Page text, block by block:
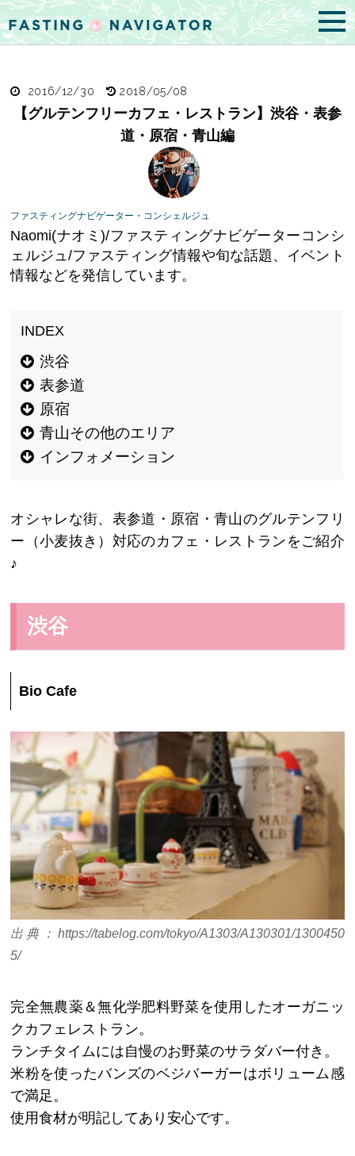
2016/12/30 2018/05/08
【グルテンフリーカフェ・レストラン】渋谷・表参
道・原宿・青山編
ファスティングナビゲーター・コンシェルジュ
Naomi(ナオミ)/ファスティングナビゲーターコンシ
ェルジュ/ファスティング情報や旬な話題、イベント
情報などを発信しています。
渋谷
表参道
原宿
青山その他のエリア
インフォメーション
オシャレな街、表参道・原宿・青山のグルテンフリ
ー（小麦抜き）対応のカフェ・レストランをご紹介
♪
渋谷
Bio Cafe
出典：https://tabelog.com/tokyo/A1303/A130301/1300450
5/
完全無農薬＆無化学肥料野菜を使用したオーガニッ
クカフェレストラン。
ランチタイムには自慢のお野菜のサラダバー付き。
米粉を使ったバンズのベジバーガーはボリューム感
で満足。
使用食材が明記してあり安心です。